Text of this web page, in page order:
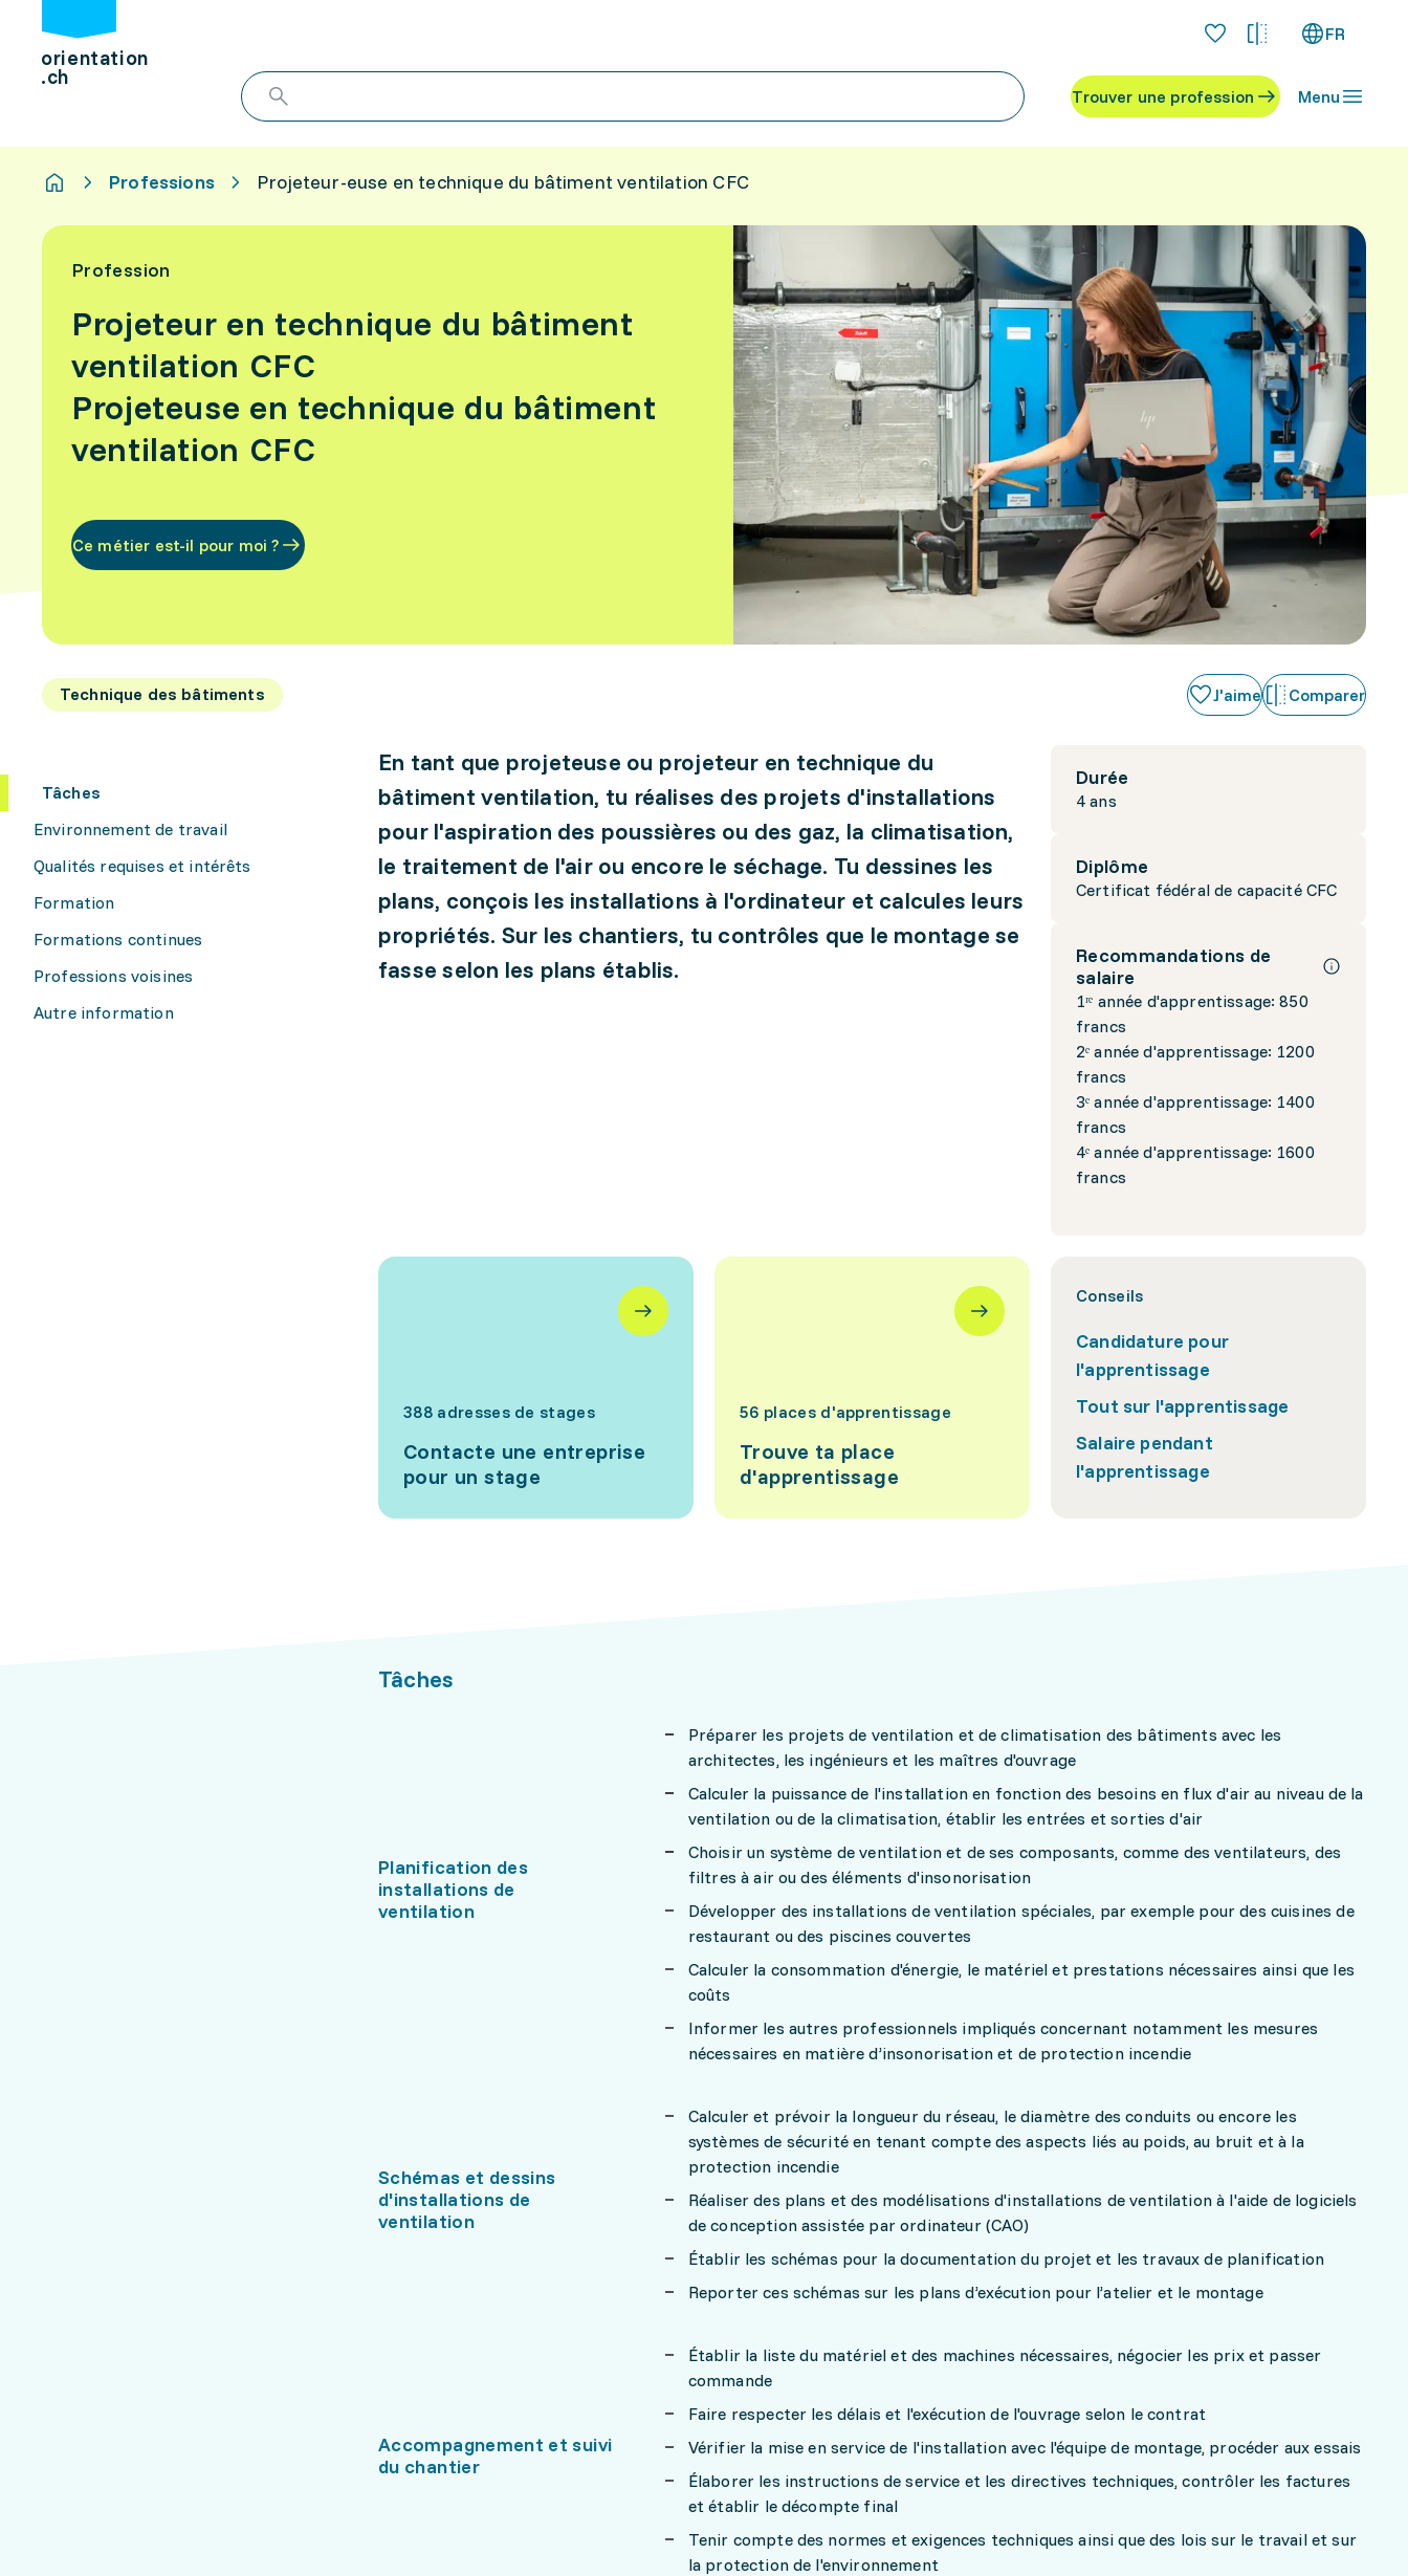
orientation
.ch
FR
Trouver une profession Menu
Professions Projeteur-euse en technique du bâtiment ventilation CFC
Profession
Projeteur en technique du bâtiment
ventilation CFC
Projeteuse en technique du bâtiment
ventilation CFC
Ce métier est-il pour moi ?
Technique des bâtiments J'aime Comparer
Tâches
Environnement de travail
Qualités requises et intérêts
Formation
Formations continues
Professions voisines
Autre information
Durée
4 ans
Diplôme
Certificat fédéral de capacité CFC
Recommandations de
salaire
1ʳᵉ année d'apprentissage: 850
francs
2ᵉ année d'apprentissage: 1200
francs
3ᵉ année d'apprentissage: 1400
francs
4ᵉ année d'apprentissage: 1600
francs
En tant que projeteuse ou projeteur en technique du
bâtiment ventilation, tu réalises des projets d'installations
pour l'aspiration des poussières ou des gaz, la climatisation,
le traitement de l'air ou encore le séchage. Tu dessines les
plans, conçois les installations à l'ordinateur et calcules leurs
propriétés. Sur les chantiers, tu contrôles que le montage se
fasse selon les plans établis.
388 adresses de stages
Contacte une entreprise
pour un stage
56 places d'apprentissage
Trouve ta place
d'apprentissage
Conseils
Candidature pour
l'apprentissage
Tout sur l'apprentissage
Salaire pendant
l'apprentissage
Tâches
Planification des
installations de
ventilation
Préparer les projets de ventilation et de climatisation des bâtiments avec les
architectes, les ingénieurs et les maîtres d'ouvrage
Calculer la puissance de l'installation en fonction des besoins en flux d'air au niveau de la
ventilation ou de la climatisation, établir les entrées et sorties d'air
Choisir un système de ventilation et de ses composants, comme des ventilateurs, des
filtres à air ou des éléments d'insonorisation
Développer des installations de ventilation spéciales, par exemple pour des cuisines de
restaurant ou des piscines couvertes
Calculer la consommation d'énergie, le matériel et prestations nécessaires ainsi que les
coûts
Informer les autres professionnels impliqués concernant notamment les mesures
nécessaires en matière d’insonorisation et de protection incendie
Schémas et dessins
d'installations de
ventilation
Calculer et prévoir la longueur du réseau, le diamètre des conduits ou encore les
systèmes de sécurité en tenant compte des aspects liés au poids, au bruit et à la
protection incendie
Réaliser des plans et des modélisations d'installations de ventilation à l'aide de logiciels
de conception assistée par ordinateur (CAO)
Établir les schémas pour la documentation du projet et les travaux de planification
Reporter ces schémas sur les plans d’exécution pour l’atelier et le montage
Accompagnement et suivi
du chantier
Établir la liste du matériel et des machines nécessaires, négocier les prix et passer
commande
Faire respecter les délais et l'exécution de l'ouvrage selon le contrat
Vérifier la mise en service de l'installation avec l'équipe de montage, procéder aux essais
Élaborer les instructions de service et les directives techniques, contrôler les factures
et établir le décompte final
Tenir compte des normes et exigences techniques ainsi que des lois sur le travail et sur
la protection de l'environnement